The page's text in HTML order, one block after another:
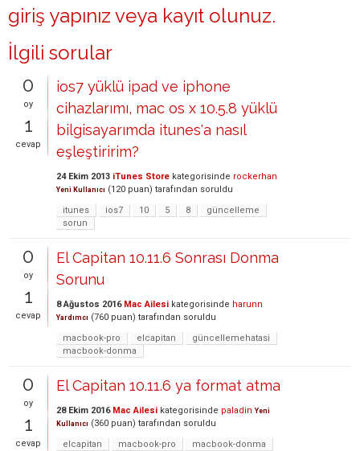
giriş yapınız veya kayıt olunuz.
İlgili sorular
0
oy
1
cevap
ios7 yüklü ipad ve iphone
cihazlarımı, mac os x 10.5.8 yüklü
bilgisayarımda itunes'a nasıl
eşleştiririm?
24 Ekim 2013 iTunes Store kategorisinde rockerhan
Yeni Kullanıcı (120 puan) tarafından soruldu
itunes
ios7 10 5 8
güncelleme
sorun
0
oy
1
cevap
El Capitan 10.11.6 Sonrası Donma
Sorunu
8 Ağustos 2016 Mac Ailesi kategorisinde harunn
Yardımcı (760 puan) tarafından soruldu
macbook-pro
elcapitan
güncellemehatasi
macbook-donma
0
oy
1
cevap
El Capitan 10.11.6 ya format atma
28 Ekim 2016 Mac Ailesi kategorisinde paladin Yeni
Kullanıcı (360 puan) tarafından soruldu
elcapitan
macbook-pro
macbook-donma